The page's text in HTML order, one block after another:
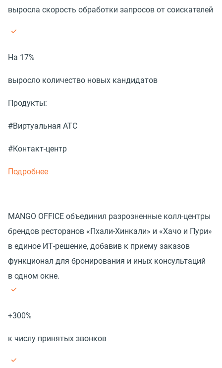
выросла скорость обработки запросов от соискателей
На 17%
выросло количество новых кандидатов
Продукты:
#Виртуальная АТС
#Контакт-центр
Подробнее
MANGO OFFICE объединил разрозненные колл-центры
брендов ресторанов «Пхали-Хинкали» и «Хачо и Пури»
в единое ИТ-решение, добавив к приему заказов
функционал для бронирования и иных консультаций
в одном окне.
+300%
к числу принятых звонков